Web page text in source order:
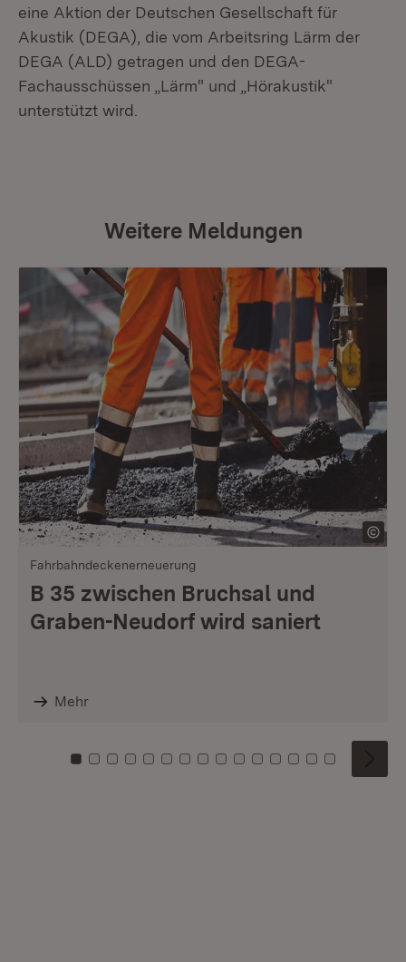
eine Aktion der Deutschen Gesellschaft für
Akustik (DEGA), die vom Arbeitsring Lärm der
DEGA (ALD) getragen und den DEGA-
Fachausschüssen „Lärm" und „Hörakustik"
unterstützt wird.
Weitere Meldungen
Fahrbahndeckenerneuerung
B 35 zwischen Bruchsal und
Graben-Neudorf wird saniert
Mehr
Zu Kachel: 0
Zu Kachel: 1
Zu Kachel: 2
Zu Kachel: 3
Zu Kachel: 4
Zu Kachel: 5
Zu Kachel: 6
Zu Kachel: 7
Zu Kachel: 8
Zu Kachel: 9
Zu Kachel: 10
Zu Kachel: 11
Zu Kachel: 12
Zu Kachel:
Zu